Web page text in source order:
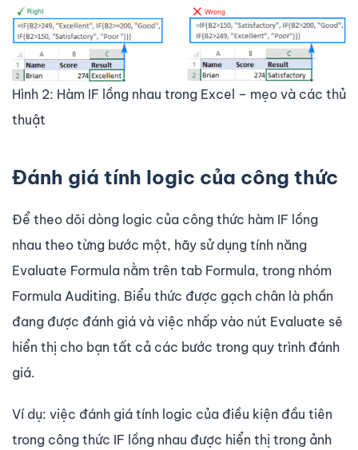
Hình 2: Hàm IF lồng nhau trong Excel – mẹo và các thủ
thuật
Đánh giá tính logic của công thức
Để theo dõi dòng logic của công thức hàm IF lồng
nhau theo từng bước một, hãy sử dụng tính năng
Evaluate Formula nằm trên tab Formula, trong nhóm
Formula Auditing. Biểu thức được gạch chân là phần
đang được đánh giá và việc nhấp vào nút Evaluate sẽ
hiển thị cho bạn tất cả các bước trong quy trình đánh
giá.
Ví dụ: việc đánh giá tính logic của điều kiện đầu tiên
trong công thức IF lồng nhau được hiển thị trong ảnh